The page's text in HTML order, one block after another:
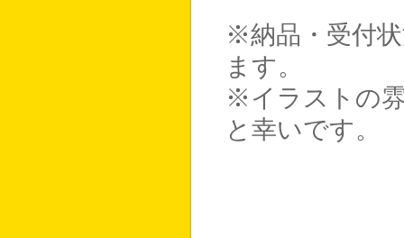
※納品・受付
ます。
※イラストの
と幸いです。